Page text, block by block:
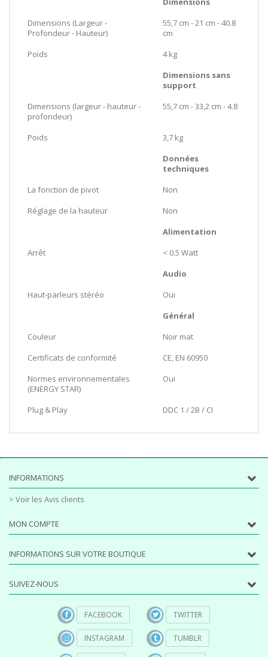
Dimensions (Largeur -
Profondeur - Hauteur)
55,7 cm - 21 cm - 40.8
cm
Poids
4 kg
Dimensions sans
support
Dimensions (largeur - hauteur -
profondeur)
55,7 cm - 33,2 cm - 4.8
Poids
3,7 kg
Données
techniques
La fonction de pivot
Non
Réglage de la hauteur
Non
Alimentation
Arrêt
< 0.5 Watt
Audio
Haut-parleurs stéréo
Oui
Général
Couleur
Noir mat
Certificats de conformité
CE, EN 60950
Normes environnementales
(ENERGY STAR)
Oui
Plug & Play DDC 1 / 2B / CI
INFORMATIONS
> Voir les Avis clients
MON COMPTE
INFORMATIONS SUR VOTRE BOUTIQUE
SUIVEZ-NOUS
FACEBOOK
INSTAGRAM
TWITTER
TUMBLR